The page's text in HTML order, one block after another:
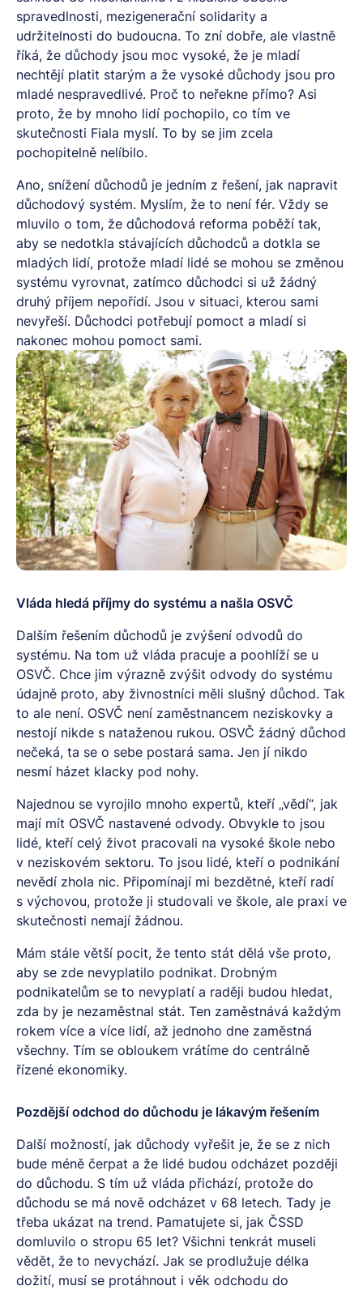
spravedlnosti, mezigenerační solidarity a
udržitelnosti do budoucna. To zní dobře, ale vlastně
říká, že důchody jsou moc vysoké, že je mladí
nechtějí platit starým a že vysoké důchody jsou pro
mladé nespravedlivé. Proč to neřekne přímo? Asi
proto, že by mnoho lidí pochopilo, co tím ve
skutečnosti Fiala myslí. To by se jim zcela
pochopitelně nelíbilo.
Ano, snížení důchodů je jedním z řešení, jak napravit
důchodový systém. Myslím, že to není fér. Vždy se
mluvilo o tom, že důchodová reforma poběží tak,
aby se nedotkla stávajících důchodců a dotkla se
mladých lidí, protože mladí lidé se mohou se změnou
systému vyrovnat, zatímco důchodci si už žádný
druhý příjem nepořídí. Jsou v situaci, kterou sami
nevyřeší. Důchodci potřebují pomoct a mladí si
nakonec mohou pomoct sami.
Vláda hledá příjmy do systému a našla OSVČ
Dalším řešením důchodů je zvýšení odvodů do
systému. Na tom už vláda pracuje a poohlíží se u
OSVČ. Chce jim výrazně zvýšit odvody do systému
údajně proto, aby živnostníci měli slušný důchod. Tak
to ale není. OSVČ není zaměstnancem neziskovky a
nestojí nikde s nataženou rukou. OSVČ žádný důchod
nečeká, ta se o sebe postará sama. Jen jí nikdo
nesmí házet klacky pod nohy.
Najednou se vyrojilo mnoho expertů, kteří „vědí“, jak
mají mít OSVČ nastavené odvody. Obvykle to jsou
lidé, kteří celý život pracovali na vysoké škole nebo
v neziskovém sektoru. To jsou lidé, kteří o podnikání
nevědí zhola nic. Připomínají mi bezdětné, kteří radí
s výchovou, protože ji studovali ve škole, ale praxi ve
skutečnosti nemají žádnou.
Mám stále větší pocit, že tento stát dělá vše proto,
aby se zde nevyplatilo podnikat. Drobným
podnikatelům se to nevyplatí a raději budou hledat,
zda by je nezaměstnal stát. Ten zaměstnává každým
rokem více a více lidí, až jednoho dne zaměstná
všechny. Tím se obloukem vrátíme do centrálně
řízené ekonomiky.
Pozdější odchod do důchodu je lákavým řešením
Další možností, jak důchody vyřešit je, že se z nich
bude méně čerpat a že lidé budou odcházet později
do důchodu. S tím už vláda přichází, protože do
důchodu se má nově odcházet v 68 letech. Tady je
třeba ukázat na trend. Pamatujete si, jak ČSSD
domluvilo o stropu 65 let? Všichni tenkrát museli
vědět, že to nevychází. Jak se prodlužuje délka
dožití, musí se protáhnout i věk odchodu do